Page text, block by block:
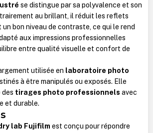
se distingue par sa polyvalence et son
au brillant, il réduit les reflets
bon niveau de contraste, ce qui le rend
aux impressions professionnelles
entre qualité visuelle et confort de
utilisée en laboratoire photo
à être manipulés ou exposés. Elle
des tirages photo professionnels avec
et durable.
lab Fujifilm est conçu pour répondre